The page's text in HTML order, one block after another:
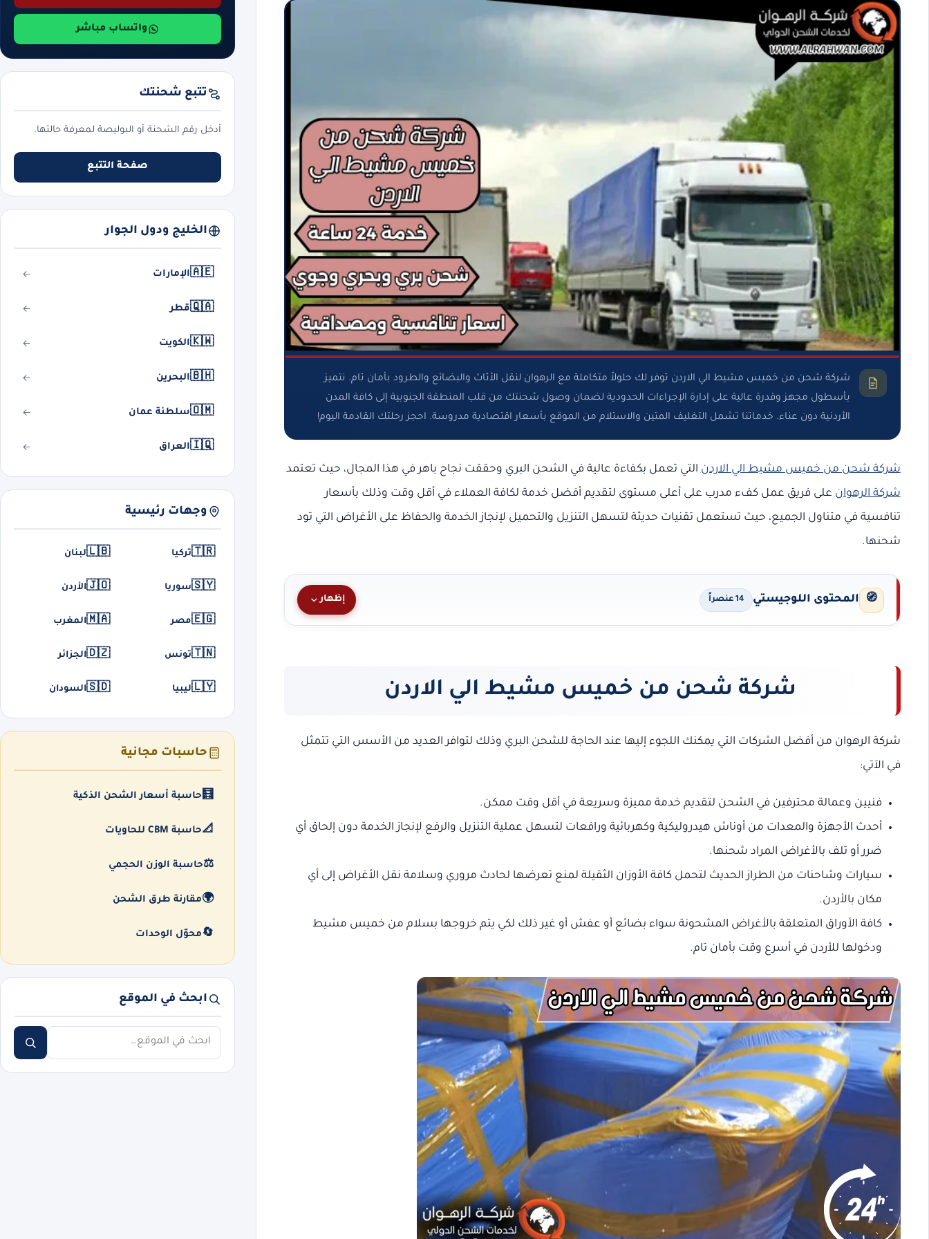
شركة شحن من خميس مشيط الي الاردن توفر لك حلولاً متكاملة مع الرهوان لنقل الأثاث والبضائع والطرود بأمان تام. نتميز
بأسطول مجهز وقدرة عالية على إدارة الإجراءات الحدودية لضمان وصول شحنتك من قلب المنطقة الجنوبية إلى كافة المدن
الأردنية دون عناء. خدماتنا تشمل التغليف المتين والاستلام من الموقع بأسعار اقتصادية مدروسة. احجز رحلتك القادمة اليوم!
شركة شحن من خميس مشيط الي الاردنالتي تعمل بكفاءة عالية في الشحن البري وحققت نجاح باهر في هذا المجال، حيث تعتمد
شركة الرهوانعلى فريق عمل كفء مدرب على أعلى مستوى لتقديم أفضل خدمة لكافة العملاء في أقل وقت وذلك بأسعار
تنافسية في متناول الجميع، حيث تستعمل تقنيات حديثة لتسهل التنزيل والتحميل لإنجاز الخدمة والحفاظ على الأغراض التي تود
شحنها.
🧭 المحتوى اللوجيستي 14 عنصراً إظهار
شركة شحن من خميس مشيط الي الاردن
شركة الرهوان من أفضل الشركات التي يمكنك اللجوء إليها عند الحاجة للشحن البري وذلك لتوافر العديد من الأسس التي تتمثل
في الآتي:
فنيين وعمالة محترفين في الشحن لتقديم خدمة مميزة وسريعة في أقل وقت ممكن.
أحدث الأجهزة والمعدات من أوناش هيدروليكية وكهربائية ورافعات لتسهل عملية التنزيل والرفع لإنجاز الخدمة دون إلحاق أي
ضرر أو تلف بالأغراض المراد شحنها.
سيارات وشاحنات من الطراز الحديث لتحمل كافة الأوزان الثقيلة لمنع تعرضها لحادث مروري وسلامة نقل الأغراض إلى أي
مكان بالأردن.
كافة الأوراق المتعلقة بالأغراض المشحونة سواء بضائع أو عفش أو غير ذلك لكي يتم خروجها بسلام من خميس مشيط
ودخولها للأردن في أسرع وقت بأمان تام.
واتساب مباشر
تتبع شحنتك
أدخل رقم الشحنة أو البوليصة لمعرفة حالتها.
صفحة التتبع
الخليج ودول الجوار
🇦🇪الإمارات
🇶🇦قطر
🇰🇼الكويت
🇧🇭البحرين
🇴🇲سلطنة عمان
🇮🇶العراق
وجهات رئيسية
🇹🇷تركيا 🇱🇧لبنان
🇸🇾سوريا 🇯🇴الأردن
🇪🇬مصر 🇲🇦المغرب
🇹🇳تونس 🇩🇿الجزائر
🇱🇾ليبيا 🇸🇩السودان
حاسبات مجانية
🧮 حاسبة أسعار الشحن الذكية
📐حاسبة CBM للحاويات
⚖️حاسبة الوزن الحجمي
🌍مقارنة طرق الشحن
🔄 محوّل الوحدات
ابحث في الموقع
ابحث